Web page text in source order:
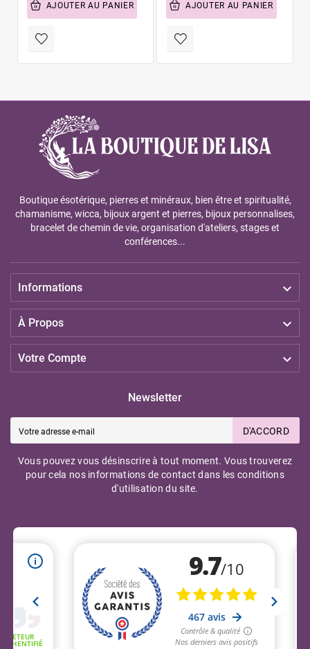
AJOUTER AU PANIER AJOUTER AU PANIER
Boutique ésotérique, pierres et minéraux, bien être et spiritualité,
chamanisme, wicca, bijoux argent et pierres, bijoux personnalises,
bracelet de chemin de vie, organisation d'ateliers, stages et
conférences...
Informations 
À Propos 
Votre Compte 
Newsletter
D'ACCORD
Vous pouvez vous désinscrire à tout moment. Vous trouverez
pour cela nos informations de contact dans les conditions
d'utilisation du site.